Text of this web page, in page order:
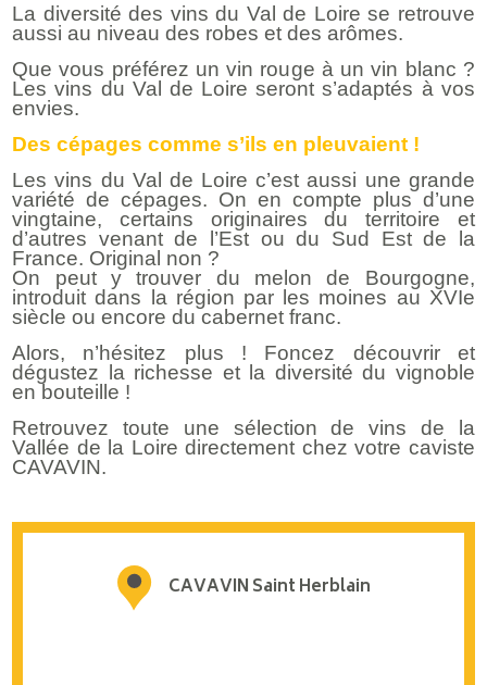
La diversité des vins du Val de Loire se retrouve
aussi au niveau des robes et des arômes.
Que vous préférez un vin rouge à un vin blanc ?
Les vins du Val de Loire seront s’adaptés à vos
envies.
Des cépages comme s’ils en pleuvaient !
Les vins du Val de Loire c’est aussi une grande
variété de cépages. On en compte plus d’une
vingtaine, certains originaires du territoire et
d’autres venant de l’Est ou du Sud Est de la
France. Original non ?
On peut y trouver du melon de Bourgogne,
introduit dans la région par les moines au XVIe
siècle ou encore du cabernet franc.
Alors, n’hésitez plus ! Foncez découvrir et
dégustez la richesse et la diversité du vignoble
en bouteille !
Retrouvez toute une sélection de vins de la
Vallée de la Loire directement chez votre caviste
CAVAVIN.
CAVAVIN Saint Herblain